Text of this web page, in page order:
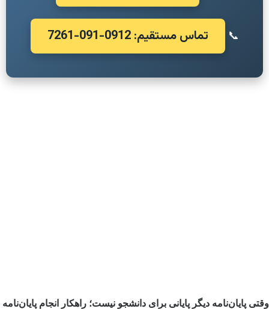
📞 تماس مستقیم: 0912-091-7261
وقتی پایان‌نامه دیگر پایانی برای دانشجو نیست؛ راهکار انجام پایان‌نامه